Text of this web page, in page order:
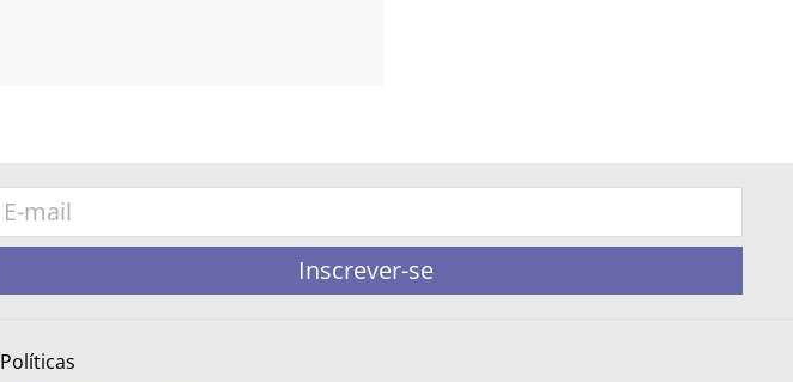
Inscrever-se
Políticas